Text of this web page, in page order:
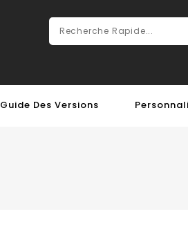
Guide Des Versions